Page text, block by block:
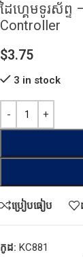
ដៃហ្គេមទូរស័ព្
Controller
$3.75
3 in stock
ប្រៀបធៀប
កូដ: KC881